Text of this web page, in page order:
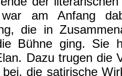
am Anfang
die in
Bühne ging. Sie
Dazu trugen die
die satirische